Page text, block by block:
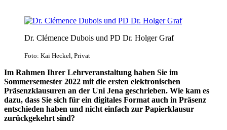
Dr. Clémence Dubois und PD Dr. Holger Graf
Foto: Kai Heckel, Privat
Im Rahmen Ihrer Lehrveranstaltung haben Sie im
Sommersemester 2022 mit die ersten elektronischen
Präsenzklausuren an der Uni Jena geschrieben. Wie kam es
dazu, dass Sie sich für ein digitales Format auch in Präsenz
entschieden haben und nicht einfach zur Papierklausur
zurückgekehrt sind?